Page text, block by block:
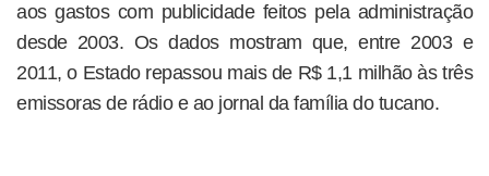
aos gastos com publicidade feitos pela administração
desde 2003. Os dados mostram que, entre 2003 e
2011, o Estado repassou mais de R$ 1,1 milhão às três
emissoras de rádio e ao jornal da família do tucano.